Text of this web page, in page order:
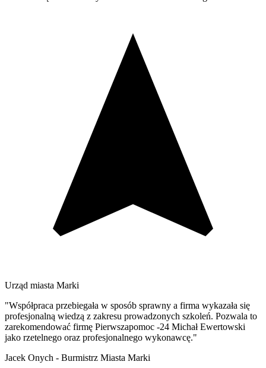
Urząd miasta Marki
"Współpraca przebiegała w sposób sprawny a firma wykazała się
profesjonalną wiedzą z zakresu prowadzonych szkoleń. Pozwala to
zarekomendować firmę Pierwszapomoc -24 Michał Ewertowski
jako rzetelnego oraz profesjonalnego wykonawcę."
Jacek Onych - Burmistrz Miasta Marki